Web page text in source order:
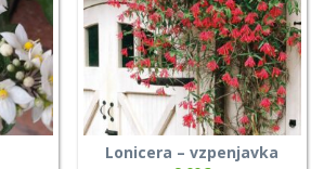
Lonicera – vzpenjavka